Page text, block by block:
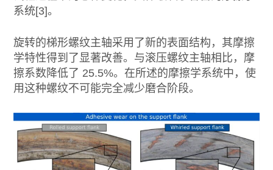
系统[3]。
旋转的梯形螺纹主轴采用了新的表面结构，其摩擦
学特性得到了显著改善。与滚压螺纹主轴相比，摩
擦系数降低了 25.5%。在所述的摩擦学系统中，使
用这种螺纹不可能完全减少磨合阶段。